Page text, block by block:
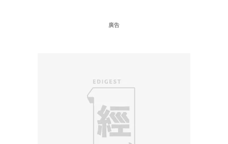
廣告